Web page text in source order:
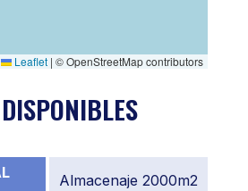
Leaflet | © OpenStreetMap contributors
Almacenaje 2000m2